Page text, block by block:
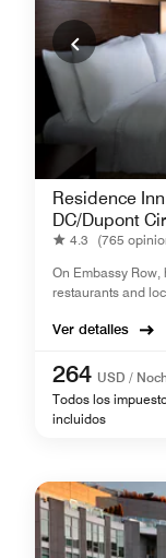
Residence
DC/Dupont
4.3 (765
On Embassy Row,
restaurants and
Ver detalles
264 USD /
Todos los
incluidos